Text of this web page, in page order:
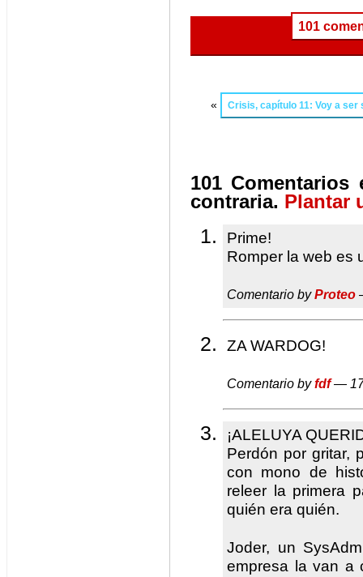
101
« Crisis, capítulo 11: Voy a ser
101
contraria. Plantar
Prime!
Romper la web es
Comentario byProteo
ZA WARDOG!
Comentario byfdf— 17
¡ALELUYA
Perdón por gritar,
con mono de
releer la primera
quién era quién.
Joder, un
empresa la van a